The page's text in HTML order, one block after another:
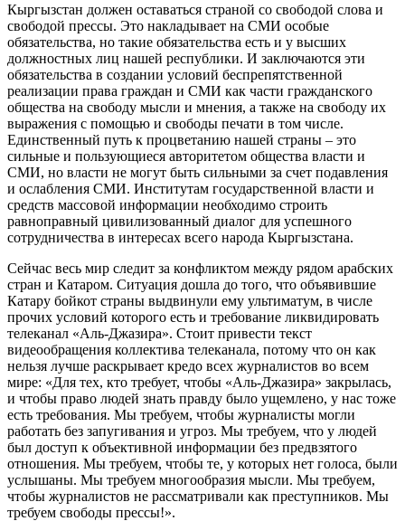
Кыргызстан должен оставаться страной со свободой слова и
свободой прессы. Это накладывает на СМИ особые
обязательства, но такие обязательства есть и у высших
должностных лиц нашей республики. И заключаются эти
обязательства в создании условий беспрепятственной
реализации права граждан и СМИ как части гражданского
общества на свободу мысли и мнения, а также на свободу их
выражения с помощью и свободы печати в том числе.
Единственный путь к процветанию нашей страны – это
сильные и пользующиеся авторитетом общества власти и
СМИ, но власти не могут быть сильными за счет подавления
и ослабления СМИ. Институтам государственной власти и
средств массовой информации необходимо строить
равноправный цивилизованный диалог для успешного
сотрудничества в интересах всего народа Кыргызстана.
Сейчас весь мир следит за конфликтом между рядом арабских
стран и Катаром. Ситуация дошла до того, что объявившие
Катару бойкот страны выдвинули ему ультиматум, в числе
прочих условий которого есть и требование ликвидировать
телеканал «Аль-Джазира». Стоит привести текст
видеообращения коллектива телеканала, потому что он как
нельзя лучше раскрывает кредо всех журналистов во всем
мире: «Для тех, кто требует, чтобы «Аль-Джазира» закрылась,
и чтобы право людей знать правду было ущемлено, у нас тоже
есть требования. Мы требуем, чтобы журналисты могли
работать без запугивания и угроз. Мы требуем, что у людей
был доступ к объективной информации без предвзятого
отношения. Мы требуем, чтобы те, у которых нет голоса, были
услышаны. Мы требуем многообразия мысли. Мы требуем,
чтобы журналистов не рассматривали как преступников. Мы
требуем свободы прессы!».